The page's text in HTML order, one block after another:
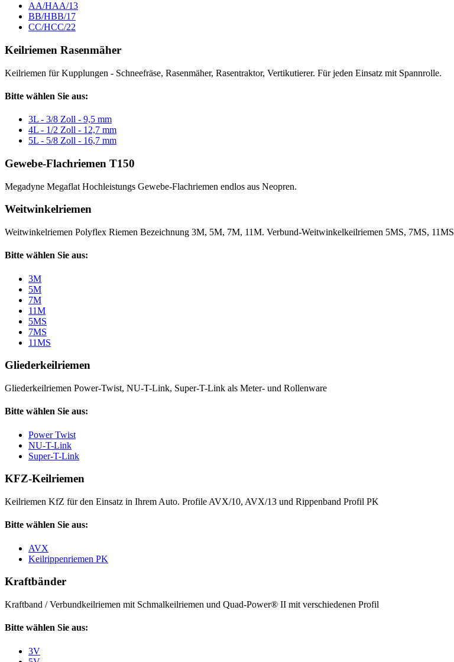
AA/HAA/13
BB/HBB/17
CC/HCC/22
Keilriemen Rasenmäher
Keilriemen für Kupplungen - Schneefräse, Rasenmäher, Rasentraktor, Vertikutierer. Für jeden Einsatz mit Spannrolle.
Bitte wählen Sie aus:
3L - 3/8 Zoll - 9,5 mm
4L - 1/2 Zoll - 12,7 mm
5L - 5/8 Zoll - 16,7 mm
Gewebe-Flachriemen T150
Megadyne Megaflat Hochleistungs Gewebe-Flachriemen endlos aus Neopren.
Weitwinkelriemen
Weitwinkelriemen Polyflex Riemen Bezeichnung 3M, 5M, 7M, 11M. Verbund-Weitwinkelkeilriemen 5MS, 7MS, 11MS
Bitte wählen Sie aus:
3M
5M
7M
11M
5MS
7MS
11MS
Gliederkeilriemen
Gliederkeilriemen Power-Twist, NU-T-Link, Super-T-Link als Meter- und Rollenware
Bitte wählen Sie aus:
Power Twist
NU-T-Link
Super-T-Link
KFZ-Keilriemen
Keilriemen KfZ für den Einsatz in Ihrem Auto. Profile AVX/10, AVX/13 und Rippenband Profil PK
Bitte wählen Sie aus:
AVX
Keilrippenriemen PK
Kraftbänder
Kraftband / Verbundkeilriemen mit Schmalkeilriemen und Quad-Power® II mit verschiedenen Profil
Bitte wählen Sie aus:
3V